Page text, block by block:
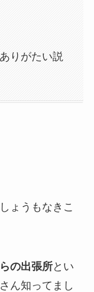
りがたい説
ょうもなきこ
の出張所とい
ん知ってまし